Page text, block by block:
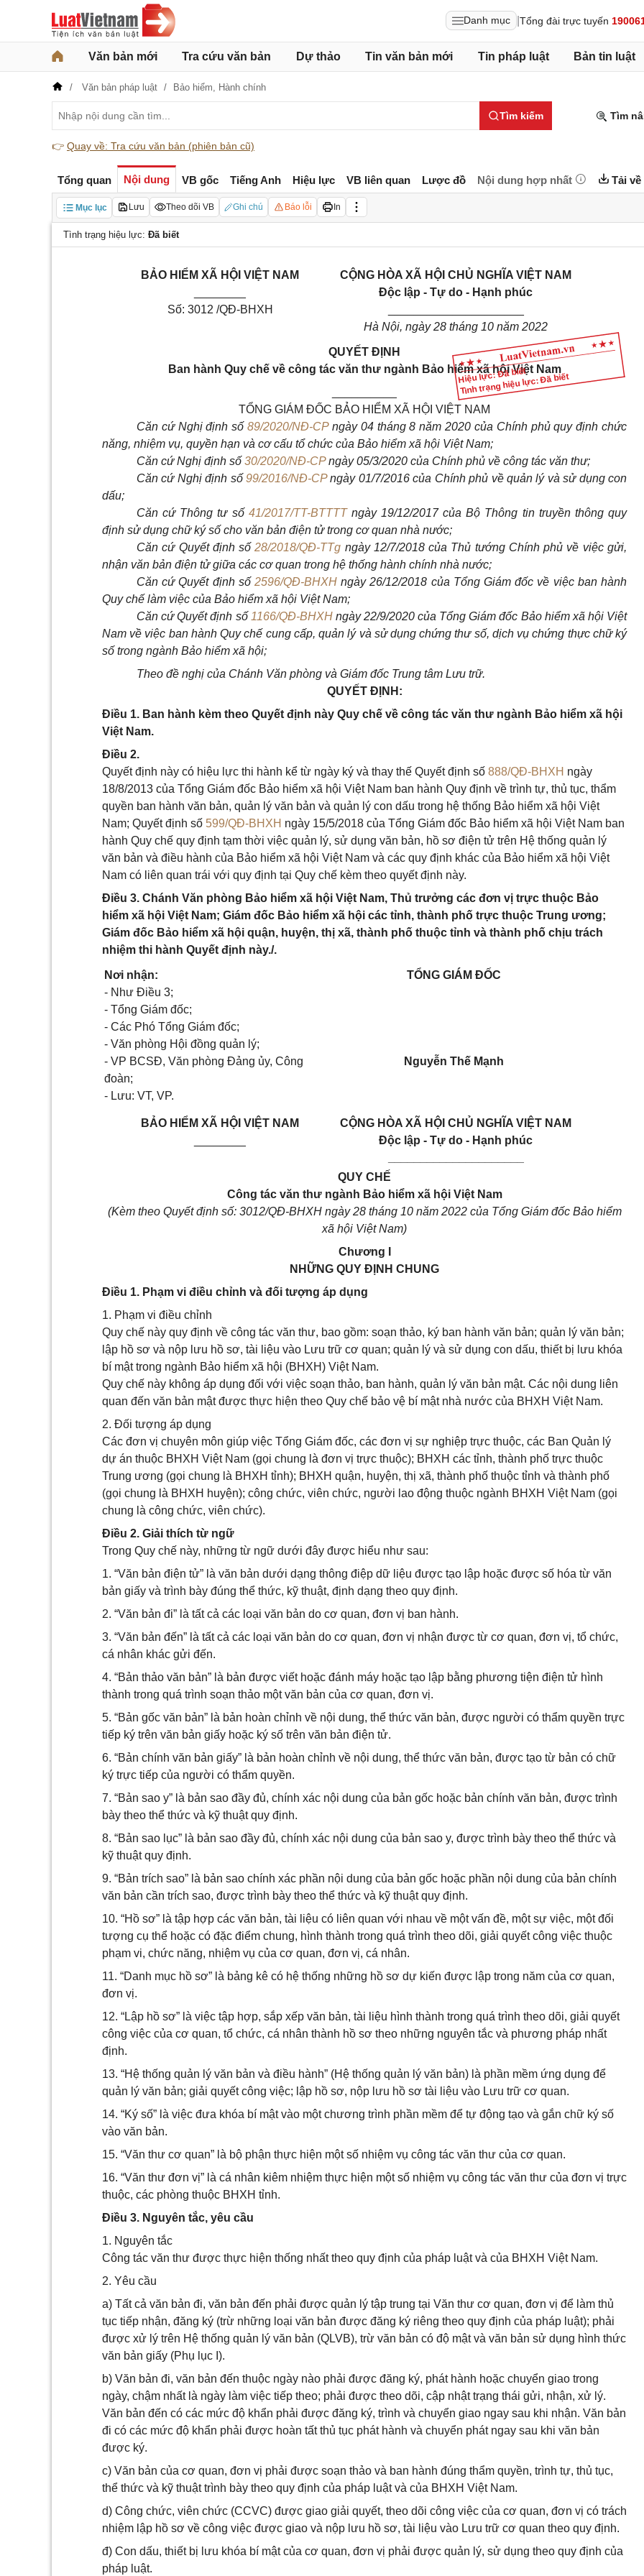
Danh mục Tổng đài trực tuyến
Văn bản mới Tra cứu văn bản Dự thảo Tin văn bản mới Tin pháp luật Bản tin luật
Văn bản pháp luật Bảo hiểm, Hành chính
Tìm kiếm Tìm
👉 Quay về: Tra cứu văn bản (phiên bản cũ)
Tổng quan Nội dung VB gốc Tiếng Anh Hiệu lực VB liên quan Lược đồ Nội dung hợp nhất Tải về
Mục lục Lưu Theo dõi VB Ghi chú Báo lỗi In
Tình trạng hiệu lực: Đã biết
Hiệu lực: Đã biết
Tình trạng hiệu lực: Đã biết
BẢO HIỂM XÃ HỘI VIỆT NAM
Số: 3012 /QĐ-BHXH
CỘNG HÒA XÃ HỘI CHỦ NGHĨA VIỆT NAM
Độc lập - Tự do - Hạnh phúc
Hà Nội, ngày 28 tháng 10 năm 2022
QUYẾT ĐỊNH
Ban hành Quy chế về công tác văn thư ngành Bảo hiểm xã hội Việt Nam
TỔNG GIÁM ĐỐC BẢO HIỂM XÃ HỘI VIỆT NAM
Căn cứ Nghị định số89/2020/NĐ-CPngày 04 tháng 8 năm 2020 của Chính phủ quy định chức
năng, nhiệm vụ, quyền hạn và cơ cấu tổ chức của Bảo hiểm xã hội Việt Nam;
Căn cứ Nghị định số 30/2020/NĐ-CPngày 05/3/2020 của Chính phủ về công tác văn thư;
Căn cứ Nghị định số99/2016/NĐ-CPngày 01/7/2016 của Chính phủ về quản lý và sử dụng con
dấu;
Căn cứ Thông tư số 41/2017/TT-BTTTTngày 19/12/2017 của Bộ Thông tin truyền thông quy
định sử dụng chữ ký số cho văn bản điện tử trong cơ quan nhà nước;
Căn cứ Quyết định số28/2018/QĐ-TTg ngày 12/7/2018 của Thủ tướng Chính phủ về việc gửi,
nhận văn bản điện tử giữa các cơ quan trong hệ thống hành chính nhà nước;
Căn cứ Quyết định số 2596/QĐ-BHXH ngày 26/12/2018 của Tổng Giám đốc về việc ban hành
Quy chế làm việc của Bảo hiểm xã hội Việt Nam;
Căn cứ Quyết định số 1166/QĐ-BHXHngày 22/9/2020 của Tổng Giám đốc Bảo hiểm xã hội Việt
Nam về việc ban hành Quy chế cung cấp, quản lý và sử dụng chứng thư số, dịch vụ chứng thực chữ ký
số trong ngành Bảo hiểm xã hội;
Theo đề nghị của Chánh Văn phòng và Giám đốc Trung tâm Lưu trữ.
QUYẾT ĐỊNH:
Điều 1. Ban hành kèm theo Quyết định này Quy chế về công tác văn thư ngành Bảo hiểm xã hội
Việt Nam.
Điều 2.
Quyết định này có hiệu lực thi hành kể từ ngày ký và thay thế Quyết định số 888/QĐ-BHXH ngày
18/8/2013 của Tổng Giám đốc Bảo hiểm xã hội Việt Nam ban hành Quy định về trình tự, thủ tục, thẩm
quyền ban hành văn bản, quản lý văn bản và quản lý con dấu trong hệ thống Bảo hiểm xã hội Việt
Nam; Quyết định số 599/QĐ-BHXH ngày 15/5/2018 của Tổng Giám đốc Bảo hiểm xã hội Việt Nam ban
hành Quy chế quy định tạm thời việc quản lý, sử dụng văn bản, hồ sơ điện tử trên Hệ thống quản lý
văn bản và điều hành của Bảo hiểm xã hội Việt Nam và các quy định khác của Bảo hiểm xã hội Việt
Nam có liên quan trái với quy định tại Quy chế kèm theo quyết định này.
Điều 3. Chánh Văn phòng Bảo hiểm xã hội Việt Nam, Thủ trưởng các đơn vị trực thuộc Bảo
hiểm xã hội Việt Nam; Giám đốc Bảo hiểm xã hội các tỉnh, thành phố trực thuộc Trung ương;
Giám đốc Bảo hiểm xã hội quận, huyện, thị xã, thành phố thuộc tỉnh và thành phố chịu trách
nhiệm thi hành Quyết định này./.
Nơi nhận:
- Như Điều 3;
- Tổng Giám đốc;
- Các Phó Tổng Giám đốc;
- Văn phòng Hội đồng quản lý;
- VP BCSĐ, Văn phòng Đảng ủy, Công
đoàn;
- Lưu: VT, VP.
TỔNG GIÁM ĐỐC
Nguyễn Thế Mạnh
BẢO HIỂM XÃ HỘI VIỆT NAM
CỘNG HÒA XÃ HỘI CHỦ NGHĨA VIỆT NAM
Độc lập - Tự do - Hạnh phúc
QUY CHẾ
Công tác văn thư ngành Bảo hiểm xã hội Việt Nam
(Kèm theo Quyết định số: 3012/QĐ-BHXH ngày 28 tháng 10 năm 2022 của Tổng Giám đốc Bảo hiểm
xã hội Việt Nam)
Chương I
NHỮNG QUY ĐỊNH CHUNG
Điều 1. Phạm vi điều chỉnh và đối tượng áp dụng
1. Phạm vi điều chỉnh
Quy chế này quy định về công tác văn thư, bao gồm: soạn thảo, ký ban hành văn bản; quản lý văn bản;
lập hồ sơ và nộp lưu hồ sơ, tài liệu vào Lưu trữ cơ quan; quản lý và sử dụng con dấu, thiết bị lưu khóa
bí mật trong ngành Bảo hiểm xã hội (BHXH) Việt Nam.
Quy chế này không áp dụng đối với việc soạn thảo, ban hành, quản lý văn bản mật. Các nội dung liên
quan đến văn bản mật được thực hiện theo Quy chế bảo vệ bí mật nhà nước của BHXH Việt Nam.
2. Đối tượng áp dụng
Các đơn vị chuyên môn giúp việc Tổng Giám đốc, các đơn vị sự nghiệp trực thuộc, các Ban Quản lý
dự án thuộc BHXH Việt Nam (gọi chung là đơn vị trực thuộc); BHXH các tỉnh, thành phố trực thuộc
Trung ương (gọi chung là BHXH tỉnh); BHXH quận, huyện, thị xã, thành phố thuộc tỉnh và thành phố
(gọi chung là BHXH huyện); công chức, viên chức, người lao động thuộc ngành BHXH Việt Nam (gọi
chung là công chức, viên chức).
Điều 2. Giải thích từ ngữ
Trong Quy chế này, những từ ngữ dưới đây được hiểu như sau:
1. “Văn bản điện tử” là văn bản dưới dạng thông điệp dữ liệu được tạo lập hoặc được số hóa từ văn
bản giấy và trình bày đúng thể thức, kỹ thuật, định dạng theo quy định.
2. “Văn bản đi” là tất cả các loại văn bản do cơ quan, đơn vị ban hành.
3. “Văn bản đến” là tất cả các loại văn bản do cơ quan, đơn vị nhận được từ cơ quan, đơn vị, tổ chức,
cá nhân khác gửi đến.
4. “Bản thảo văn bản” là bản được viết hoặc đánh máy hoặc tạo lập bằng phương tiện điện tử hình
thành trong quá trình soạn thảo một văn bản của cơ quan, đơn vị.
5. “Bản gốc văn bản” là bản hoàn chỉnh về nội dung, thể thức văn bản, được người có thẩm quyền trực
tiếp ký trên văn bản giấy hoặc ký số trên văn bản điện tử.
6. “Bản chính văn bản giấy” là bản hoàn chỉnh về nội dung, thể thức văn bản, được tạo từ bản có chữ
ký trực tiếp của người có thẩm quyền.
7. “Bản sao y” là bản sao đầy đủ, chính xác nội dung của bản gốc hoặc bản chính văn bản, được trình
bày theo thể thức và kỹ thuật quy định.
8. “Bản sao lục” là bản sao đầy đủ, chính xác nội dung của bản sao y, được trình bày theo thể thức và
kỹ thuật quy định.
9. “Bản trích sao” là bản sao chính xác phần nội dung của bản gốc hoặc phần nội dung của bản chính
văn bản cần trích sao, được trình bày theo thể thức và kỹ thuật quy định.
10. “Hồ sơ” là tập hợp các văn bản, tài liệu có liên quan với nhau về một vấn đề, một sự việc, một đối
tượng cụ thể hoặc có đặc điểm chung, hình thành trong quá trình theo dõi, giải quyết công việc thuộc
phạm vi, chức năng, nhiệm vụ của cơ quan, đơn vị, cá nhân.
11. “Danh mục hồ sơ” là bảng kê có hệ thống những hồ sơ dự kiến được lập trong năm của cơ quan,
đơn vị.
12. “Lập hồ sơ” là việc tập hợp, sắp xếp văn bản, tài liệu hình thành trong quá trình theo dõi, giải quyết
công việc của cơ quan, tổ chức, cá nhân thành hồ sơ theo những nguyên tắc và phương pháp nhất
định.
13. “Hệ thống quản lý văn bản và điều hành” (Hệ thống quản lý văn bản) là phần mềm ứng dụng để
quản lý văn bản; giải quyết công việc; lập hồ sơ, nộp lưu hồ sơ tài liệu vào Lưu trữ cơ quan.
14. “Ký số” là việc đưa khóa bí mật vào một chương trình phần mềm để tự động tạo và gắn chữ ký số
vào văn bản.
15. “Văn thư cơ quan” là bộ phận thực hiện một số nhiệm vụ công tác văn thư của cơ quan.
16. “Văn thư đơn vị” là cá nhân kiêm nhiệm thực hiện một số nhiệm vụ công tác văn thư của đơn vị trực
thuộc, các phòng thuộc BHXH tỉnh.
Điều 3. Nguyên tắc, yêu cầu
1. Nguyên tắc
Công tác văn thư được thực hiện thống nhất theo quy định của pháp luật và của BHXH Việt Nam.
2. Yêu cầu
a) Tất cả văn bản đi, văn bản đến phải được quản lý tập trung tại Văn thư cơ quan, đơn vị để làm thủ
tục tiếp nhận, đăng ký (trừ những loại văn bản được đăng ký riêng theo quy định của pháp luật); phải
được xử lý trên Hệ thống quản lý văn bản (QLVB), trừ văn bản có độ mật và văn bản sử dụng hình thức
văn bản giấy (Phụ lục I).
b) Văn bản đi, văn bản đến thuộc ngày nào phải được đăng ký, phát hành hoặc chuyển giao trong
ngày, chậm nhất là ngày làm việc tiếp theo; phải được theo dõi, cập nhật trạng thái gửi, nhận, xử lý.
Văn bản đến có các mức độ khẩn phải được đăng ký, trình và chuyển giao ngay sau khi nhận. Văn bản
đi có các mức độ khẩn phải được hoàn tất thủ tục phát hành và chuyển phát ngay sau khi văn bản
được ký.
c) Văn bản của cơ quan, đơn vị phải được soạn thảo và ban hành đúng thẩm quyền, trình tự, thủ tục,
thể thức và kỹ thuật trình bày theo quy định của pháp luật và của BHXH Việt Nam.
d) Công chức, viên chức (CCVC) được giao giải quyết, theo dõi công việc của cơ quan, đơn vị có trách
nhiệm lập hồ sơ về công việc được giao và nộp lưu hồ sơ, tài liệu vào Lưu trữ cơ quan theo quy định.
đ) Con dấu, thiết bị lưu khóa bí mật của cơ quan, đơn vị phải được quản lý, sử dụng theo quy định của
pháp luật.